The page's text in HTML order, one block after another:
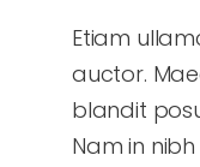
Etiam
auctor.
blandit
Nam in